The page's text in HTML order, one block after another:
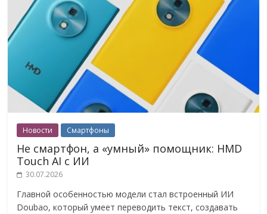
Новости Смартфоны
Не смартфон, а «умный» помощник: HMD
Touch AI с ИИ
30.07.2026
Главной особенностью модели стал встроенный ИИ
Doubao, который умеет переводить текст, создавать